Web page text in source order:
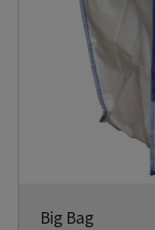
Big Bag